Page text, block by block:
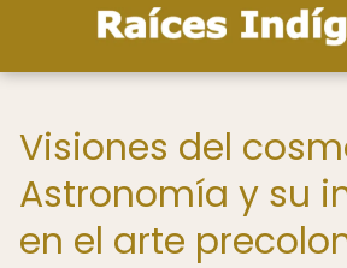
Visiones del
Astronomía y su
en el arte